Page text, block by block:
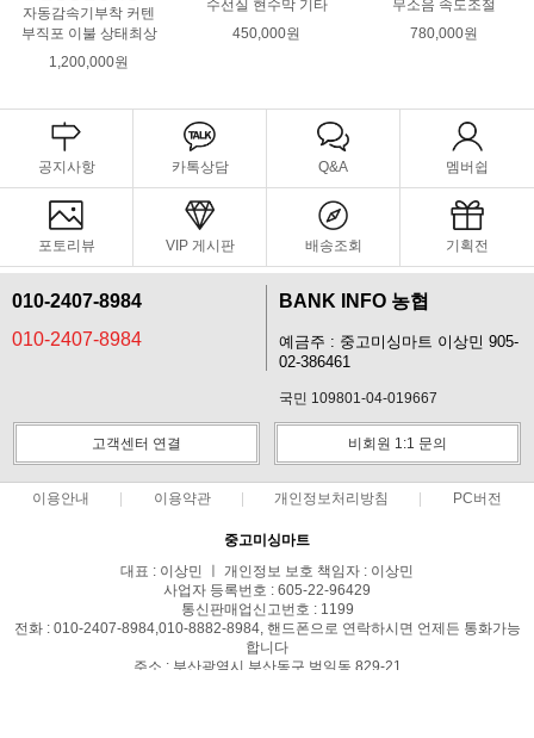
자동감속기부착 커텐
부직포 이불 상태최상
1,200,000원
수선실 현수막 기타
450,000원
무소음 속도조절
780,000원
공지사항 카톡상담 Q&A 멤버쉽
포토리뷰 VIP 게시판 배송조회 기획전
010-2407-8984
010-2407-8984
BANK INFO 농협
예금주 : 중고미싱마트 이상민 905-
02-386461
국민 109801-04-019667
고객센터 연결 비회원 1:1 문의
이용안내 이용약관 개인정보처리방침 PC버전
중고미싱마트
대표 : 이상민 ㅣ 개인정보 보호 책임자 : 이상민
사업자 등록번호 : 605-22-96429
통신판매업신고번호 : 1199
전화 : 010-2407-8984,010-8882-8984, 핸드폰으로 연락하시면 언제든 통화가능
합니다
주소 : 부산광역시 부산동구 범일동 829-21